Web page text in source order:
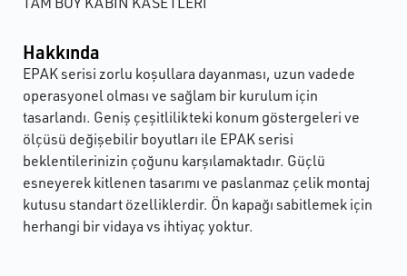
Hakkında
EPAK serisi zorlu koşullara dayanması, uzun vadede
operasyonel olması ve sağlam bir kurulum için
tasarlandı. Geniş çeşitlilikteki konum göstergeleri ve
ölçüsü değişebilir boyutları ile EPAK serisi
beklentilerinizin çoğunu karşılamaktadır. Güçlü
esneyerek kitlenen tasarımı ve paslanmaz çelik montaj
kutusu standart özelliklerdir. Ön kapağı sabitlemek için
herhangi bir vidaya vs ihtiyaç yoktur.